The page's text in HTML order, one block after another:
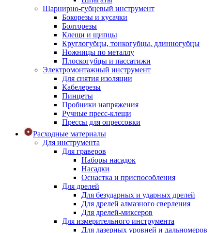
Шарнирно-губцевый инструмент
Бокорезы и кусачки
Болторезы
Клещи и щипцы
Круглогубцы, тонкогубцы, длинногубцы
Ножницы по металлу
Плоскогубцы и пассатижи
Электромонтажный инструмент
Для снятия изоляции
Кабелерезы
Пинцеты
Пробники напряжения
Ручные пресс-клещи
Прессы для опрессовки
Расходные материалы
Для инструмента
Для граверов
Наборы насадок
Насадки
Оснастка и приспособления
Для дрелей
Для безударных и ударных дрелей
Для дрелей алмазного сверления
Для дрелей-миксеров
Для измерительного инструмента
Для лазерных уровней и дальномеров